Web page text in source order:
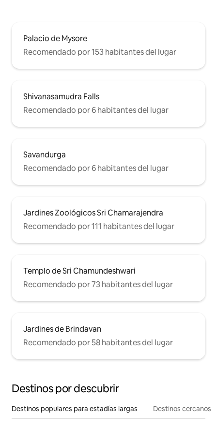
Palacio de Mysore
Recomendado por 153 habitantes del lugar
Shivanasamudra Falls
Recomendado por 6 habitantes del lugar
Savandurga
Recomendado por 6 habitantes del lugar
Jardines Zoológicos Sri Chamarajendra
Recomendado por 111 habitantes del lugar
Templo de Sri Chamundeshwari
Recomendado por 73 habitantes del lugar
Jardines de Brindavan
Recomendado por 58 habitantes del lugar
Destinos por descubrir
Destinos populares para estadías largas Destinos cercanos